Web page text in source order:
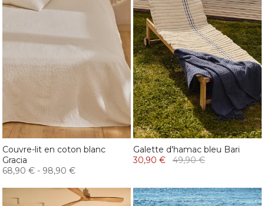
Couvre-lit en coton blanc
Gracia
68,90 € - 98,90 €
Galette d'hamac bleu Bari
30,90 €
49,90 €